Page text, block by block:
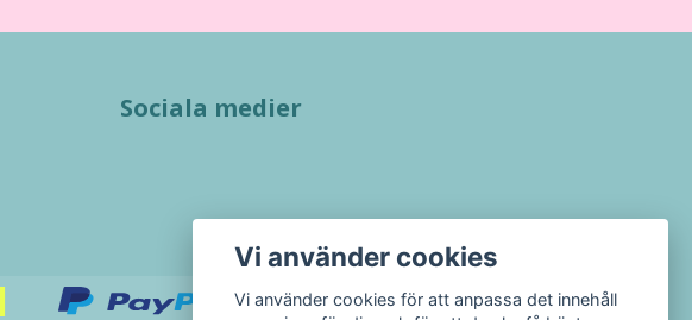
Sociala medier
Vi använder cookies
Vi använder cookies för att anpassa det innehåll